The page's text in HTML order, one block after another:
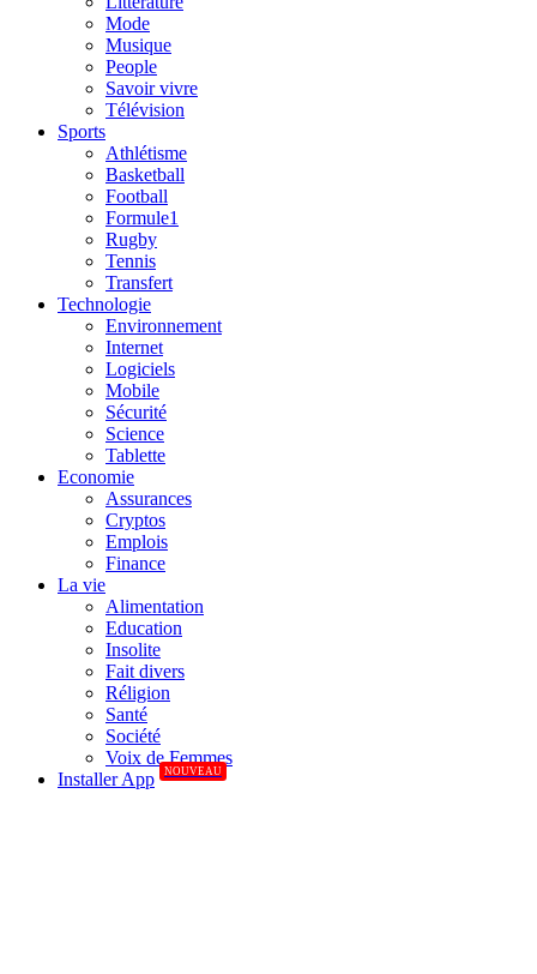
Mode
Musique
People
Savoir vivre
Télévision
Sports
Athlétisme
Basketball
Football
Formule1
Rugby
Tennis
Transfert
Technologie
Environnement
Internet
Logiciels
Mobile
Sécurité
Science
Tablette
Economie
Assurances
Cryptos
Emplois
Finance
La vie
Alimentation
Education
Insolite
Fait divers
Réligion
Santé
Société
Voix de Femmes
Installer App
NOUVEAU